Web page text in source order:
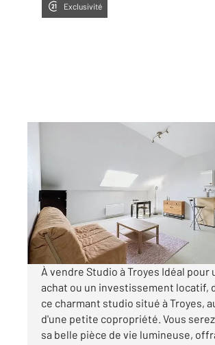
Exclusivité
Ref : 72104
Appartement F1 à vendre
67 000 €
Visiter le site dédié
À vendre Studio à Troyes Idéal pour
achat ou un investissement locatif,
ce charmant studio situé à Troyes,
d'une petite copropriété. Vous
sa belle pièce de vie lumineuse,